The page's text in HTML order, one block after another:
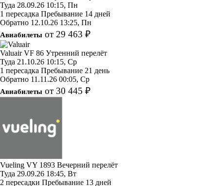
Туда 28.09.26 10:15, Пн
1 пересадка Пребывание 14 дней
Обратно 12.10.26 13:25, Пн
Авиабилеты от 29 463 ₽
ValuairVF 86 Утренний перелёт
Туда 21.10.26 10:15, Ср
1 пересадка Пребывание 21 день
Обратно 11.11.26 00:05, Ср
Авиабилеты от 30 445 ₽
Vueling VY 1893 Вечерний перелёт
Туда 29.09.26 18:45, Вт
2 пересадки Пребывание 13 дней